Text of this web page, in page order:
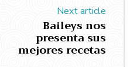
Next article
Baileys nos
presenta sus
mejores recetas